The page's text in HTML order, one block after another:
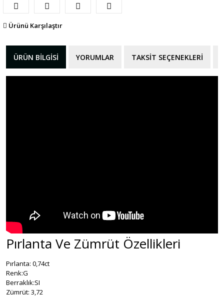
Ürünü Karşılaştır
ÜRÜN BILGISI YORUMLAR TAKSIT SEÇENEKLERI
Pırlanta Ve Zümrüt Özellikleri
Pırlanta: 0,74ct
Renk:G
Berraklık:SI
Zümrüt: 3,72